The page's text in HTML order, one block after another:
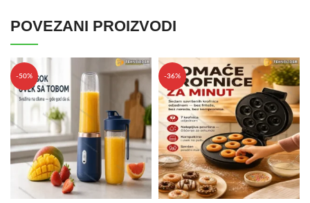
POVEZANI PROIZVODI
-50% -36%